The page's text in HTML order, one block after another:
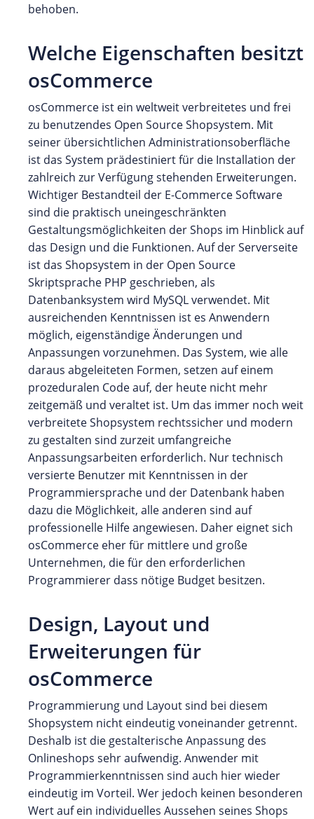
behoben.
Welche Eigenschaften besitzt
osCommerce
osCommerce ist ein weltweit verbreitetes und frei
zu benutzendes Open Source Shopsystem. Mit
seiner übersichtlichen Administrationsoberfläche
ist das System prädestiniert für die Installation der
zahlreich zur Verfügung stehenden Erweiterungen.
Wichtiger Bestandteil der E-Commerce Software
sind die praktisch uneingeschränkten
Gestaltungsmöglichkeiten der Shops im Hinblick auf
das Design und die Funktionen. Auf der Serverseite
ist das Shopsystem in der Open Source
Skriptsprache PHP geschrieben, als
Datenbanksystem wird MySQL verwendet. Mit
ausreichenden Kenntnissen ist es Anwendern
möglich, eigenständige Änderungen und
Anpassungen vorzunehmen. Das System, wie alle
daraus abgeleiteten Formen, setzen auf einem
prozeduralen Code auf, der heute nicht mehr
zeitgemäß und veraltet ist. Um das immer noch weit
verbreitete Shopsystem rechtssicher und modern
zu gestalten sind zurzeit umfangreiche
Anpassungsarbeiten erforderlich. Nur technisch
versierte Benutzer mit Kenntnissen in der
Programmiersprache und der Datenbank haben
dazu die Möglichkeit, alle anderen sind auf
professionelle Hilfe angewiesen. Daher eignet sich
osCommerce eher für mittlere und große
Unternehmen, die für den erforderlichen
Programmierer dass nötige Budget besitzen.
Design, Layout und
Erweiterungen für
osCommerce
Programmierung und Layout sind bei diesem
Shopsystem nicht eindeutig voneinander getrennt.
Deshalb ist die gestalterische Anpassung des
Onlineshops sehr aufwendig. Anwender mit
Programmierkenntnissen sind auch hier wieder
eindeutig im Vorteil. Wer jedoch keinen besonderen
Wert auf ein individuelles Aussehen seines Shops